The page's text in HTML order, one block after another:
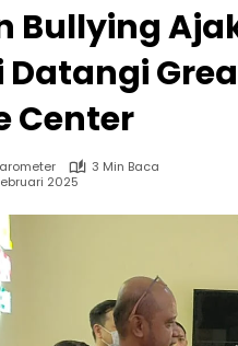
Bullying
Center
3 Min Baca
2025